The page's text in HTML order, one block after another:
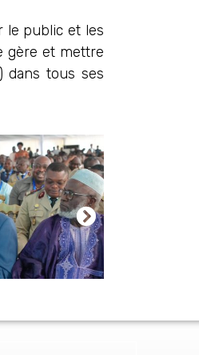
le public et les
gère et mettre
dans tous ses